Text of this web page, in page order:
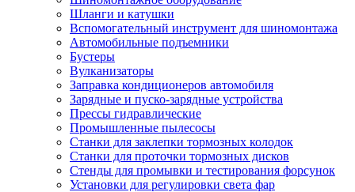
Шланги и катушки
Вспомогательный инструмент для шиномонтажа
Автомобильные подъемники
Бустеры
Вулканизаторы
Заправка кондиционеров автомобиля
Зарядные и пуско-зарядные устройства
Прессы гидравлические
Промышленные пылесосы
Станки для заклепки тормозных колодок
Станки для проточки тормозных дисков
Стенды для промывки и тестирования форсунок
Установки для регулировки света фар